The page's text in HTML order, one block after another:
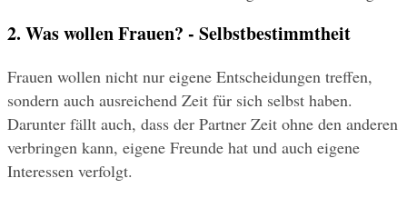
2. Was wollen Frauen? - Selbstbestimmtheit
Frauen wollen nicht nur eigene Entscheidungen treffen,
sondern auch ausreichend Zeit für sich selbst haben.
Darunter fällt auch, dass der Partner Zeit ohne den anderen
verbringen kann, eigene Freunde hat und auch eigene
Interessen verfolgt.